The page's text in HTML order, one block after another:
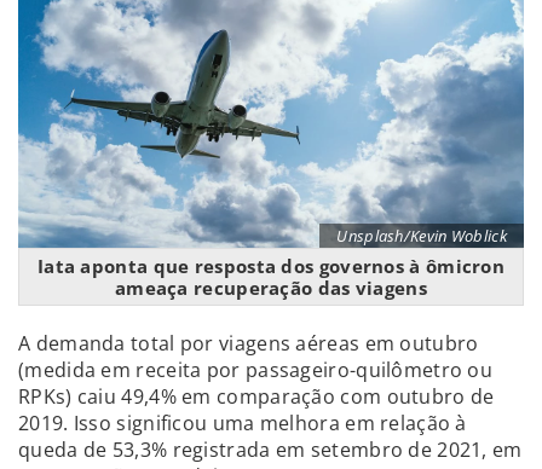
Unsplash/Kevin Woblick
Iata aponta que resposta dos governos à ômicron
ameaça recuperação das viagens
A demanda total por viagens aéreas em outubro
(medida em receita por passageiro-quilômetro ou
RPKs) caiu 49,4% em comparação com outubro de
2019. Isso significou uma melhora em relação à
queda de 53,3% registrada em setembro de 2021, em